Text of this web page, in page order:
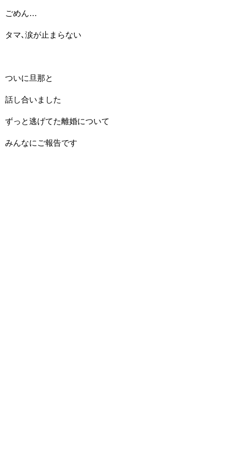
ごめん…
タマ､涙が止まらない
ついに旦那と
話し合いました
ずっと逃げてた離婚について
みんなにご報告です